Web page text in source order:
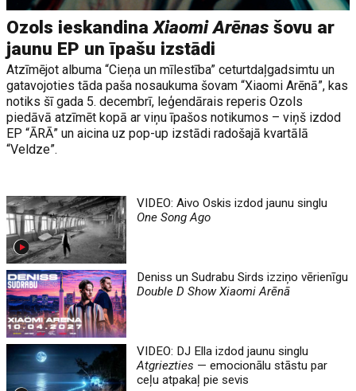
Ozols ieskandinaXiaomi Arēnas šovu ar
jaunu EP un īpašu izstādi
Atzīmējot albuma “Cieņa un mīlestība” ceturtdaļgadsimtu un
gatavojoties tāda paša nosaukuma šovam “Xiaomi Arēnā”, kas
notiks šī gada 5. decembrī, leģendārais reperis Ozols
piedāvā atzīmēt kopā ar viņu īpašos notikumos – viņš izdod
EP “ĀRĀ” un aicina uz pop-up izstādi radošajā kvartālā
“Veldze”.
VIDEO: Aivo Oskis izdod jaunu singlu
One Song Ago
Deniss un Sudrabu Sirds izziņo vērienīgu
Double D Show Xiaomi Arēnā
VIDEO: DJ Ella izdod jaunu singlu
Atgriezties — emocionālu stāstu par
ceļu atpakaļ pie sevis